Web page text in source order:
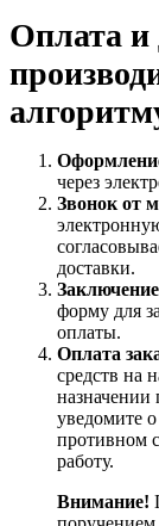
Оплата и
через
Звонок от
доставки.
форму для
оплаты.
Оплата
средств на
назначении
уведомите
противном
работу.
Внимание!